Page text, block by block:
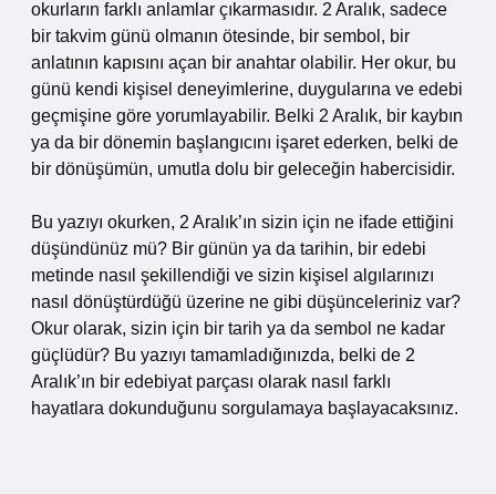
okurların farklı anlamlar çıkarmasıdır. 2 Aralık, sadece
bir takvim günü olmanın ötesinde, bir sembol, bir
anlatının kapısını açan bir anahtar olabilir. Her okur, bu
günü kendi kişisel deneyimlerine, duygularına ve edebi
geçmişine göre yorumlayabilir. Belki 2 Aralık, bir kaybın
ya da bir dönemin başlangıcını işaret ederken, belki de
bir dönüşümün, umutla dolu bir geleceğin habercisidir.
Bu yazıyı okurken, 2 Aralık’ın sizin için ne ifade ettiğini
düşündünüz mü? Bir günün ya da tarihin, bir edebi
metinde nasıl şekillendiği ve sizin kişisel algılarınızı
nasıl dönüştürdüğü üzerine ne gibi düşünceleriniz var?
Okur olarak, sizin için bir tarih ya da sembol ne kadar
güçlüdür? Bu yazıyı tamamladığınızda, belki de 2
Aralık’ın bir edebiyat parçası olarak nasıl farklı
hayatlara dokunduğunu sorgulamaya başlayacaksınız.